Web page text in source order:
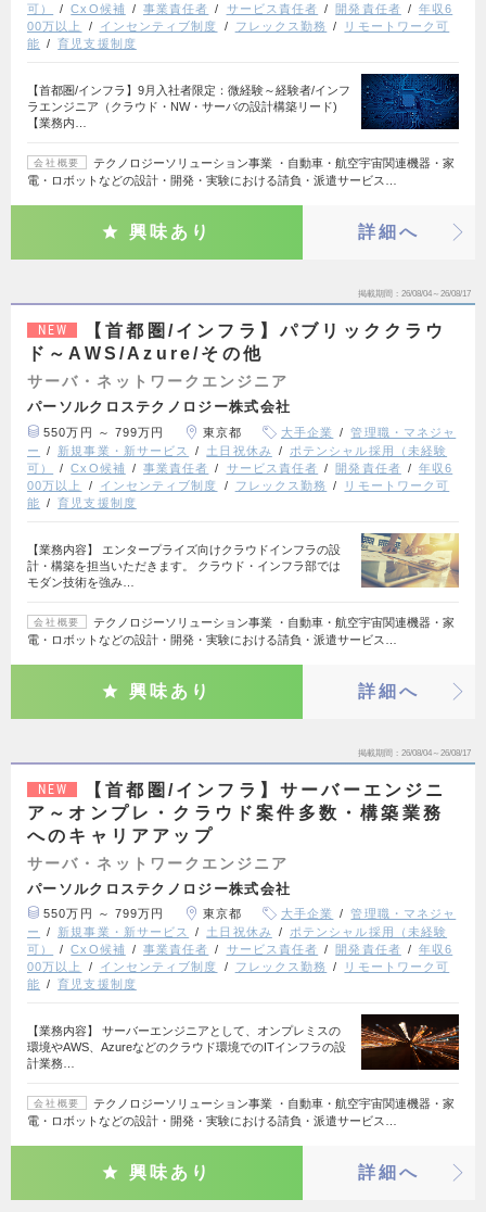
可）
CxO候補 事業責任者 サービス責任者 開発責任者
年収6
00万以上
インセンティブ制度 フレックス勤務
リモートワーク可
能
育児支援制度
【首都圏/インフラ】9月入社者限定：微経験～経験者/インフ
ラエンジニア（クラウド・NW・サーバの設計構築リード)
【業務内…
会社概要
テクノロジーソリューション事業 ・自動車・航空宇宙関連機器・家
電・ロボットなどの設計・開発・実験における請負・派遣サービス…
興味あり 詳細へ
掲載期間 26/08/04～26/08/17
NEW
【首都圏/インフラ】パブリッククラウ
ド～AWS/Azure/その他
サーバ・ネットワークエンジニア
パーソルクロステクノロジー株式会社
550万円 ～ 799万円 東京都 大手企業
管理職・マネジャ
ー
新規事業・新サービス 土日祝休み
ポテンシャル採用（未経験
可）
CxO候補 事業責任者 サービス責任者 開発責任者
年収6
00万以上
インセンティブ制度 フレックス勤務
リモートワーク可
能
育児支援制度
【業務内容】 エンタープライズ向けクラウドインフラの設
計・構築を担当いただきます。 クラウド・インフラ部では
モダン技術を強み…
会社概要
テクノロジーソリューション事業 ・自動車・航空宇宙関連機器・家
電・ロボットなどの設計・開発・実験における請負・派遣サービス…
興味あり 詳細へ
掲載期間 26/08/04～26/08/17
NEW
【首都圏/インフラ】サーバーエンジニ
ア～オンプレ・クラウド案件多数・構築業務
へのキャリアアップ
サーバ・ネットワークエンジニア
パーソルクロステクノロジー株式会社
550万円 ～ 799万円 東京都 大手企業
管理職・マネジャ
ー
新規事業・新サービス 土日祝休み
ポテンシャル採用（未経験
可）
CxO候補 事業責任者 サービス責任者 開発責任者
年収6
00万以上
インセンティブ制度 フレックス勤務
リモートワーク可
能
育児支援制度
【業務内容】 サーバーエンジニアとして、オンプレミスの
環境やAWS、Azureなどのクラウド環境でのITインフラの設
計業務…
会社概要
テクノロジーソリューション事業 ・自動車・航空宇宙関連機器・家
電・ロボットなどの設計・開発・実験における請負・派遣サービス…
興味あり 詳細へ